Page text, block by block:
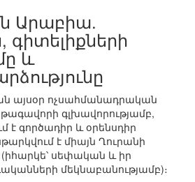
Արաբիա.
գիտելիքների
և
այսօր ոչսահմանադրական
թագավորի գլխավորությամբ,
է գործադիր և օրենսդիր
է միայն Ղուրանի
սեփական և իր
մեկնաբանությամբ)։